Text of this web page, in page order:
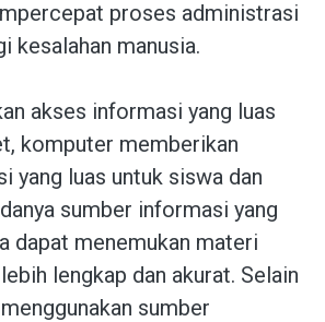
proses administrasi
kesalahan manusia.
akses informasi yang luas
komputer memberikan
yang luas untuk siswa dan
sumber informasi yang
dapat menemukan materi
lengkap dan akurat. Selain
sumber